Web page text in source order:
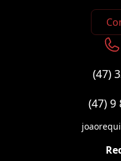
(47)
(47) 9